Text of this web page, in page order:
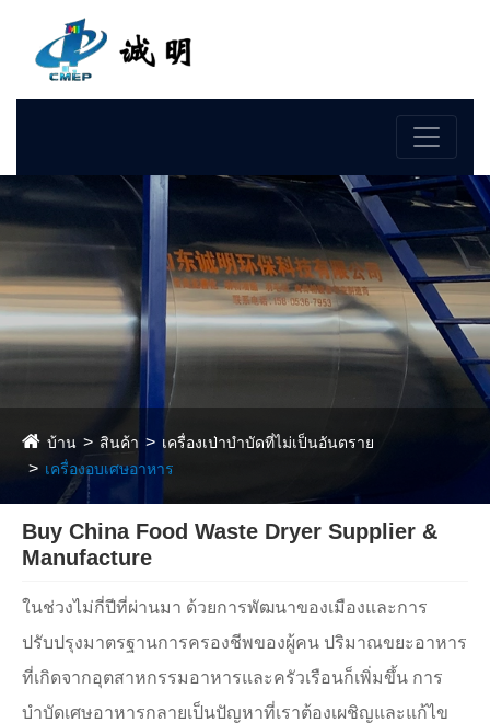
บ้าน สินค้า
เครื่องเป่าบำบัดที่ไม่เป็นอันตราย
เครื่องอบเศษอาหาร
Buy China Food Waste Dryer Supplier &
Manufacture
ในช่วงไม่กี่ปีที่ผ่านมา ด้วยการพัฒนาของเมืองและการ
ปรับปรุงมาตรฐานการครองชีพของผู้คน ปริมาณขยะอาหาร
ที่เกิดจากอุตสาหกรรมอาหารและครัวเรือนก็เพิ่มขึ้น การ
บำบัดเศษอาหารกลายเป็นปัญหาที่เราต้องเผชิญและแก้ไข